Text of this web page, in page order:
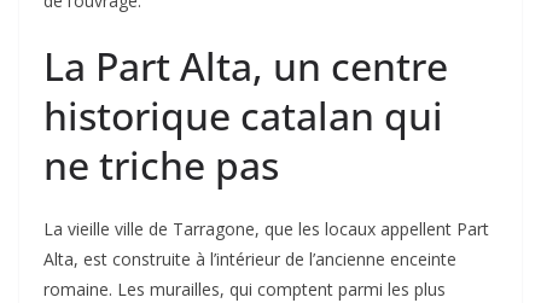
La Part Alta, un centre
historique catalan qui
ne triche pas
La vieille ville de Tarragone, que les locaux appellent Part
Alta, est construite à l’intérieur de l’ancienne enceinte
romaine. Les murailles, qui comptent parmi les plus